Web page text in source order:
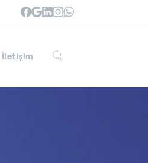
İletişim
Search